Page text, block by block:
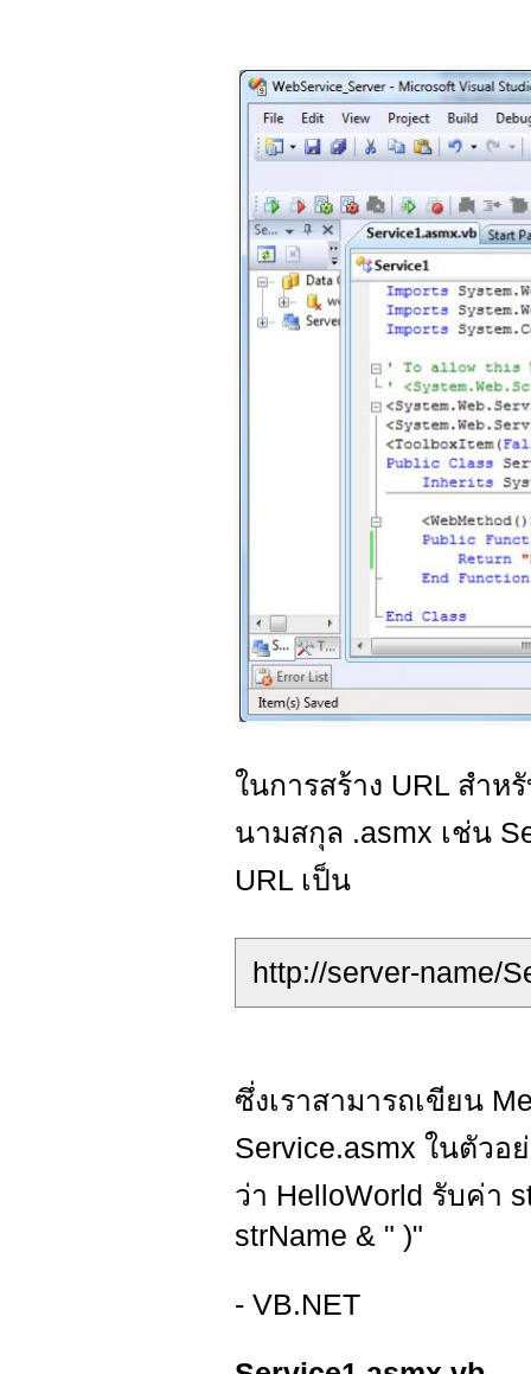
ในการสร้าง URL สำห
นามสกุล .asmx เช่น
URL เป็น
http://server-name/
ซึ่งเราสามารถเขียน
Service.asmx ในตัวอ
ว่า HelloWorld รับค่า
strName & " )"
- VB.NET